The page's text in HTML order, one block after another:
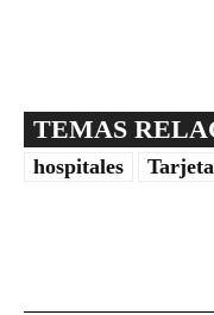
TEMAS
hospitales